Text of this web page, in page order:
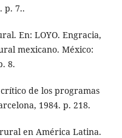
p. 7..
En: LOYO. Engracia,
mexicano. México:
8.
de los programas
1984. p. 218.
en América Latina.